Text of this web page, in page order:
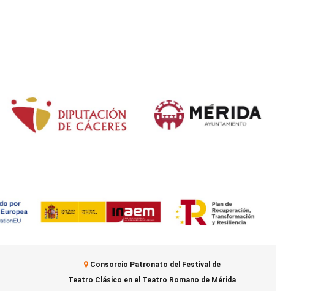
Consorcio Patronato del Festival de
Teatro Clásico en el Teatro Romano de Mérida